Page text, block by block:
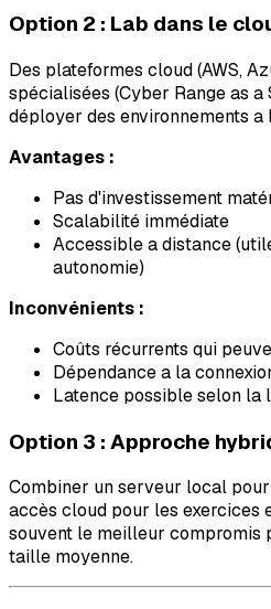
Option 2 : Lab dans le
Des plateformes cloud (AWS,
spécialisées (Cyber Range as
déployer des environnements a
Avantages :
Pas d'investissement
Scalabilité immédiate
Accessible a distance
autonomie)
Inconvénients :
Coûts récurrents qui
Dépendance a la
Latence possible selon la
Option 3 : Approche
Combiner un serveur local
accès cloud pour les exercices
souvent le meilleur compromis
taille moyenne.